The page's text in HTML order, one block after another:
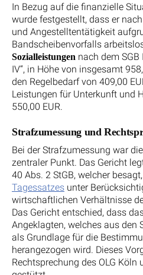
In Bezug auf die finanzielle
wurde festgestellt, dass er
und Angestelltentätigkeit
Bandscheibenvorfalls
Sozialleistungen nach dem
IV“, in Höhe von insgesamt
den Regelbedarf von 409,00
Leistungen für Unterkunft und
550,00 EUR.
Strafzumessung und
Bei der Strafzumessung war
zentraler Punkt. Das Gericht
40 Abs. 2 StGB, welcher
Tagessatzes unter
wirtschaftlichen Verhältnisse
Das Gericht entschied, dass
Angeklagten, welches aus den
als Grundlage für die
herangezogen wird. Dieses
Rechtsprechung des OLG Köln